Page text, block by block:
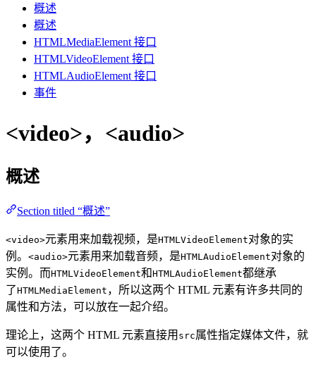
概述
概述
HTMLMediaElement 接口
HTMLVideoElement 接口
HTMLAudioElement 接口
事件
<video>，<audio>
概述
Section titled “概述”
<video>元素用来加载视频，是HTMLVideoElement对象的实
例。 <audio>元素用来加载音频，是HTMLAudioElement对象的
实例。而HTMLVideoElement和HTMLAudioElement都继承
了HTMLMediaElement ，所以这两个 HTML 元素有许多共同的
属性和方法，可以放在一起介绍。
理论上，这两个 HTML 元素直接用 src属性指定媒体文件，就
可以使用了。